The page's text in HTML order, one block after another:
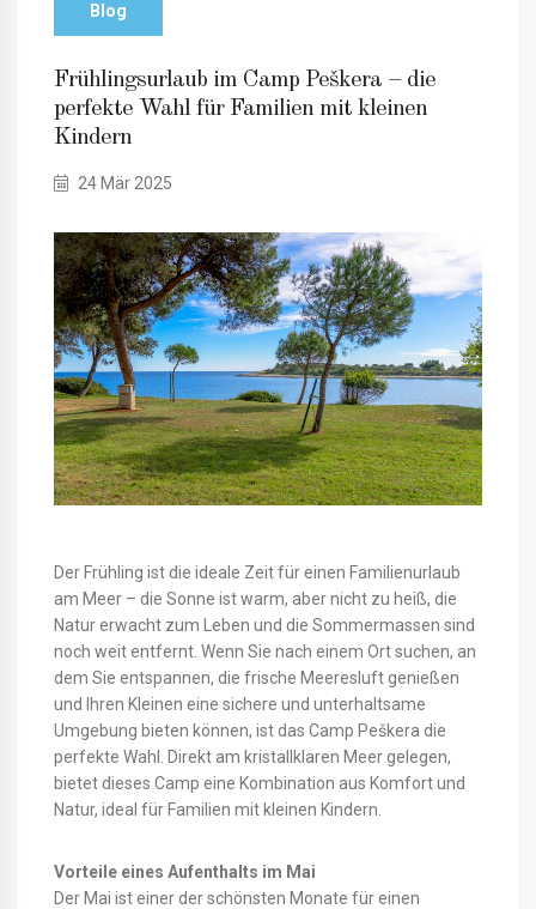
Blog
Frühlingsurlaub im Camp Peškera – die
perfekte Wahl für Familien mit kleinen
Kindern
24 Mär 2025
Der Frühling ist die ideale Zeit für einen Familienurlaub
am Meer – die Sonne ist warm, aber nicht zu heiß, die
Natur erwacht zum Leben und die Sommermassen sind
noch weit entfernt. Wenn Sie nach einem Ort suchen, an
dem Sie entspannen, die frische Meeresluft genießen
und Ihren Kleinen eine sichere und unterhaltsame
Umgebung bieten können, ist das Camp Peškera die
perfekte Wahl. Direkt am kristallklaren Meer gelegen,
bietet dieses Camp eine Kombination aus Komfort und
Natur, ideal für Familien mit kleinen Kindern.
Vorteile eines Aufenthalts im Mai
Der Mai ist einer der schönsten Monate für einen